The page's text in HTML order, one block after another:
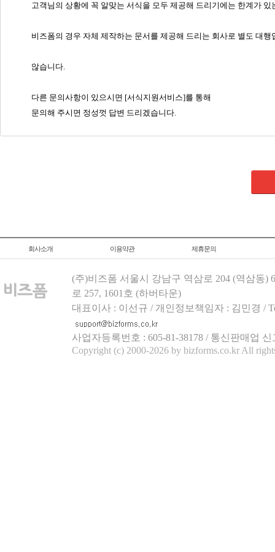
고객님의 상황에 꼭 알맞는 서식을 모두 제공해 드리기에는 한계가 있
비즈폼의 경우 자체 제작하는 문서를 제공해 드리는 회사로 별도 대행
않습니다.
다른 문의사항이 있으시면 [서식지원서비스]를 통해
문의해 주시면 정성껏 답변 드리겠습니다.
회사소개 이용약관 제휴문의
(주)비즈폼 서울시 강남구 역삼로 204 (역삼동)
로 257, 1601호 (하버타운)
대표이사 : 이선규 / 개인정보책임자 : 김민경 /
사업자등록번호 : 605-81-38178 / 통신판매업
Copyright (c) 2000-2026 by bizforms.co.kr All